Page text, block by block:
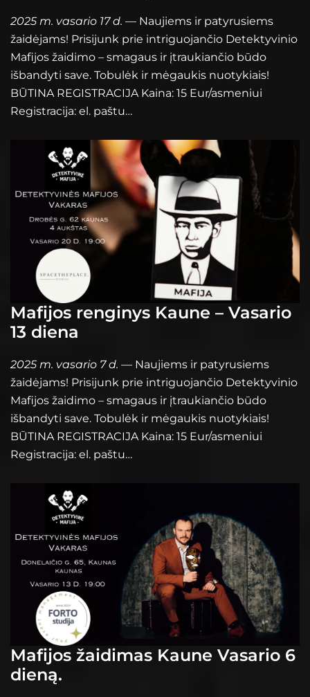
2025 m. vasario 17 d. — Naujiems ir patyrusiems
žaidėjams! Prisijunk prie intriguojančio Detektyvinio
Mafijos žaidimo – smagaus ir įtraukiančio būdo
išbandyti save. Tobulėk ir mėgaukis nuotykiais!
BŪTINA REGISTRACIJA Kaina: 15 Eur/asmeniui
Registracija: el. paštu…
Mafijos renginys Kaune – Vasario
13 diena
2025 m. vasario 7 d. — Naujiems ir patyrusiems
žaidėjams! Prisijunk prie intriguojančio Detektyvinio
Mafijos žaidimo – smagaus ir įtraukiančio būdo
išbandyti save. Tobulėk ir mėgaukis nuotykiais!
BŪTINA REGISTRACIJA Kaina: 15 Eur/asmeniui
Registracija: el. paštu…
Mafijos žaidimas Kaune Vasario 6
dieną.